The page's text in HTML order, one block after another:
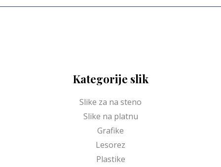
Kategorije slik
Slike za na steno
Slike na platnu
Grafike
Lesorez
Plastike